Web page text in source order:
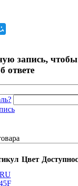
запись,
ответе
Цвет